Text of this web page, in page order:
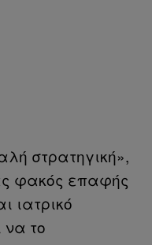
στρατηγική»,
φακός επαφής
ιατρικό
να το